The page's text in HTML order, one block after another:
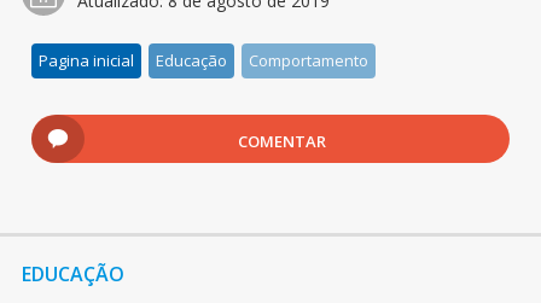
Pagina inicial Educação Comportamento
COMENTAR
EDUCAÇÃO